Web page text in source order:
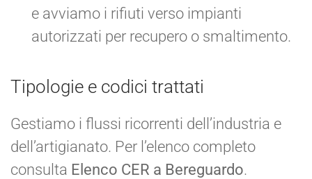
e avviamo i rifiuti verso impianti
autorizzati per recupero o smaltimento.
Tipologie e codici trattati
Gestiamo i flussi ricorrenti dell’industria e
dell’artigianato. Per l’elenco completo
consulta Elenco CER a Bereguardo.